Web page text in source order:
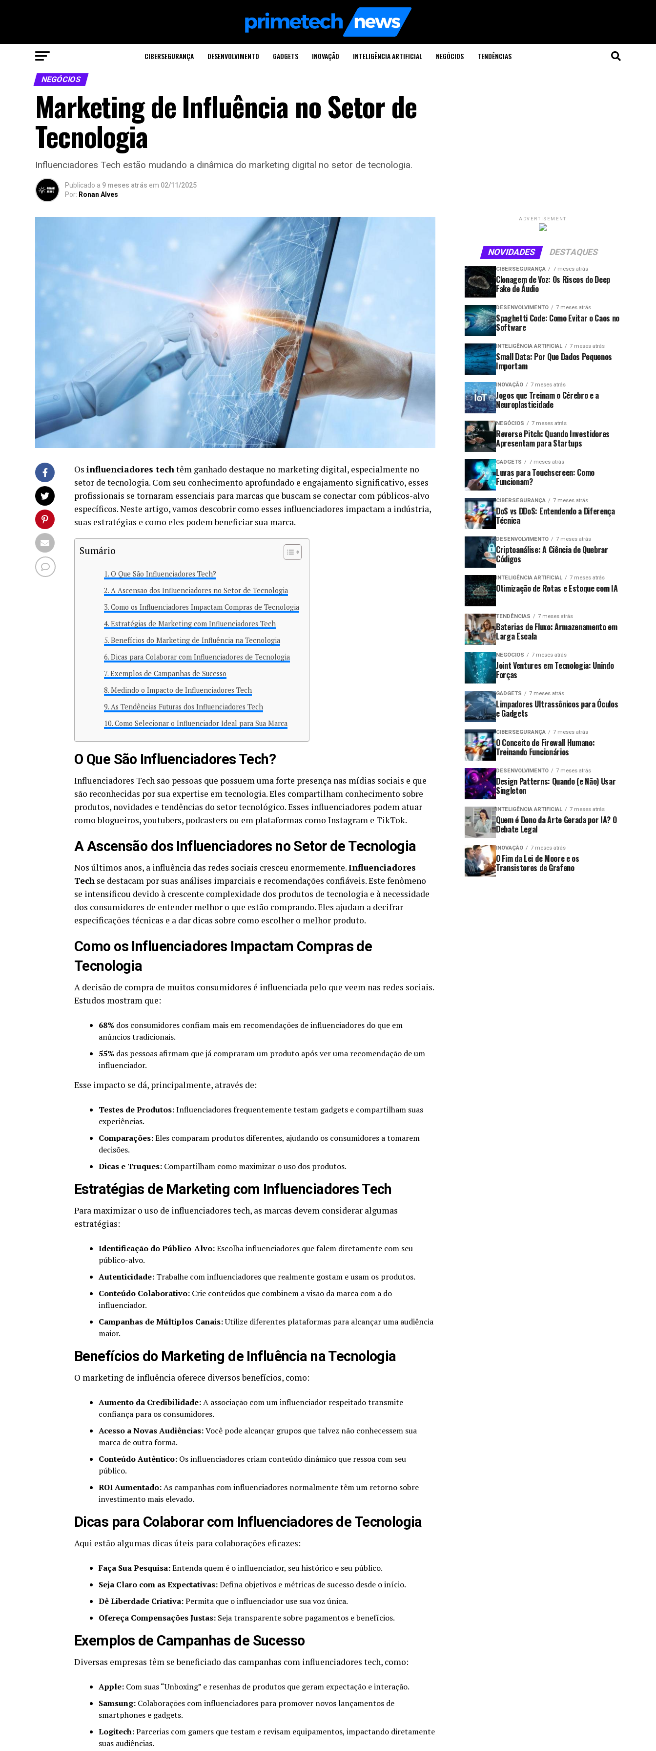
CIBERSEGURANÇA DESENVOLVIMENTO GADGETS INOVAÇÃO INTELIGÊNCIA ARTIFICIAL NEGÓCIOS TENDÊNCIAS
NEGÓCIOS
Marketing de Influência no Setor de
Tecnologia
Influenciadores Tech estão mudando a dinâmica do marketing digital no setor de tecnologia.
Publicado a 9 meses atrás em 02/11/2025
Por: Ronan Alves
Os influenciadores techtêm ganhado destaque no marketing digital, especialmente no
setor de tecnologia. Com seu conhecimento aprofundado e engajamento significativo, esses
profissionais se tornaram essenciais para marcas que buscam se conectar com públicos-alvo
específicos. Neste artigo, vamos descobrir como esses influenciadores impactam a indústria,
suas estratégias e como eles podem beneficiar sua marca.
Sumário
O Que São Influenciadores Tech?
A Ascensão dos Influenciadores no Setor de Tecnologia
Como os Influenciadores Impactam Compras de Tecnologia
Estratégias de Marketing com Influenciadores Tech
Benefícios do Marketing de Influência na Tecnologia
Dicas para Colaborar com Influenciadores de Tecnologia
Exemplos de Campanhas de Sucesso
Medindo o Impacto de Influenciadores Tech
As Tendências Futuras dos Influenciadores Tech
Como Selecionar o Influenciador Ideal para Sua Marca
O Que São Influenciadores Tech?
Influenciadores Tech são pessoas que possuem uma forte presença nas mídias sociais e que
são reconhecidas por sua expertise em tecnologia. Eles compartilham conhecimento sobre
produtos, novidades e tendências do setor tecnológico. Esses influenciadores podem atuar
como blogueiros, youtubers, podcasters ou em plataformas como Instagram e TikTok.
A Ascensão dos Influenciadores no Setor de Tecnologia
Nos últimos anos, a influência das redes sociais cresceu enormemente.Influenciadores
Tech se destacam por suas análises imparciais e recomendações confiáveis. Este fenômeno
se intensificou devido à crescente complexidade dos produtos de tecnologia e à necessidade
dos consumidores de entender melhor o que estão comprando. Eles ajudam a decifrar
especificações técnicas e a dar dicas sobre como escolher o melhor produto.
Como os Influenciadores Impactam Compras de
Tecnologia
A decisão de compra de muitos consumidores é influenciada pelo que veem nas redes sociais.
Estudos mostram que:
68% dos consumidores confiam mais em recomendações de influenciadores do que em
anúncios tradicionais.
55% das pessoas afirmam que já compraram um produto após ver uma recomendação de um
influenciador.
Esse impacto se dá, principalmente, através de:
Testes de Produtos:Influenciadores frequentemente testam gadgets e compartilham suas
experiências.
Comparações:Eles comparam produtos diferentes, ajudando os consumidores a tomarem
decisões.
Dicas e Truques: Compartilham como maximizar o uso dos produtos.
Estratégias de Marketing com Influenciadores Tech
Para maximizar o uso de influenciadores tech, as marcas devem considerar algumas
estratégias:
Identificação do Público-Alvo:Escolha influenciadores que falem diretamente com seu
público-alvo.
Autenticidade: Trabalhe com influenciadores que realmente gostam e usam os produtos.
Conteúdo Colaborativo: Crie conteúdos que combinem a visão da marca com a do
influenciador.
Campanhas de Múltiplos Canais:Utilize diferentes plataformas para alcançar uma audiência
maior.
Benefícios do Marketing de Influência na Tecnologia
O marketing de influência oferece diversos benefícios, como:
Aumento da Credibilidade:A associação com um influenciador respeitado transmite
confiança para os consumidores.
Acesso a Novas Audiências:Você pode alcançar grupos que talvez não conhecessem sua
marca de outra forma.
Conteúdo Autêntico: Os influenciadores criam conteúdo dinâmico que ressoa com seu
público.
ROI Aumentado:As campanhas com influenciadores normalmente têm um retorno sobre
investimento mais elevado.
Dicas para Colaborar com Influenciadores de Tecnologia
Aqui estão algumas dicas úteis para colaborações eficazes:
Faça Sua Pesquisa:Entenda quem é o influenciador, seu histórico e seu público.
Seja Claro com as Expectativas:Defina objetivos e métricas de sucesso desde o início.
Dê Liberdade Criativa:Permita que o influenciador use sua voz única.
Ofereça Compensações Justas: Seja transparente sobre pagamentos e benefícios.
Exemplos de Campanhas de Sucesso
Diversas empresas têm se beneficiado das campanhas com influenciadores tech, como:
Apple: Com suas “Unboxing” e resenhas de produtos que geram expectação e interação.
Samsung: Colaborações com influenciadores para promover novos lançamentos de
smartphones e gadgets.
Logitech:Parcerias com gamers que testam e revisam equipamentos, impactando diretamente
suas audiências.
ADVERTISEMENT
NOVIDADES DESTAQUES
CIBERSEGURANÇA 7 meses atrás
Clonagem de Voz: Os Riscos do Deep
Fake de Áudio
DESENVOLVIMENTO 7 meses atrás
Spaghetti Code: Como Evitar o Caos no
Software
INTELIGÊNCIA ARTIFICIAL 7 meses atrás
Small Data: Por Que Dados Pequenos
Importam
INOVAÇÃO 7 meses atrás
Jogos que Treinam o Cérebro e a
Neuroplasticidade
NEGÓCIOS 7 meses atrás
Reverse Pitch: Quando Investidores
Apresentam para Startups
GADGETS 7 meses atrás
Luvas para Touchscreen: Como
Funcionam?
CIBERSEGURANÇA 7 meses atrás
DoS vs DDoS: Entendendo a Diferença
Técnica
DESENVOLVIMENTO 7 meses atrás
Criptoanálise: A Ciência de Quebrar
Códigos
INTELIGÊNCIA ARTIFICIAL 7 meses atrás
Otimização de Rotas e Estoque com IA
TENDÊNCIAS 7 meses atrás
Baterias de Fluxo: Armazenamento em
Larga Escala
NEGÓCIOS 7 meses atrás
Joint Ventures em Tecnologia: Unindo
Forças
GADGETS 7 meses atrás
Limpadores Ultrassônicos para Óculos
e Gadgets
CIBERSEGURANÇA 7 meses atrás
O Conceito de Firewall Humano:
Treinando Funcionários
DESENVOLVIMENTO 7 meses atrás
Design Patterns: Quando (e Não) Usar
Singleton
INTELIGÊNCIA ARTIFICIAL 7 meses atrás
Quem é Dono da Arte Gerada por IA? O
Debate Legal
INOVAÇÃO 7 meses atrás
O Fim da Lei de Moore e os
Transistores de Grafeno